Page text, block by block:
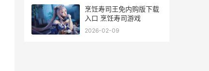
烹饪寿司王免内购版下载
入口 烹饪寿司游戏
2026-02-09